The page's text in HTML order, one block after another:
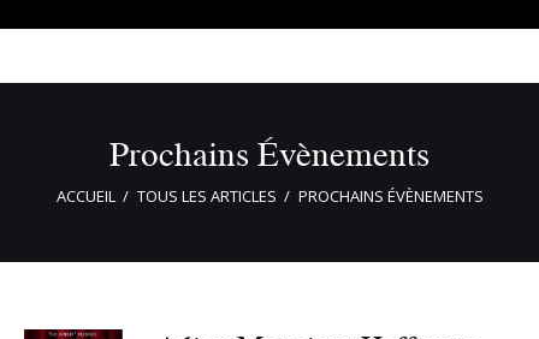
Prochains Évènements
ACCUEIL TOUS LES ARTICLES PROCHAINS ÉVÈNEMENTS